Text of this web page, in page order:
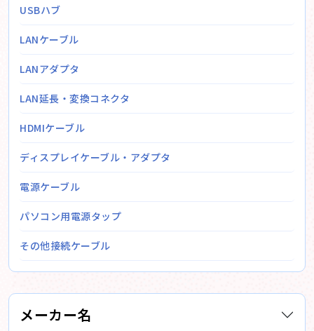
USBハブ
LANケーブル
LANアダプタ
LAN延長・変換コネクタ
HDMIケーブル
ディスプレイケーブル・アダプタ
電源ケーブル
パソコン用電源タップ
その他接続ケーブル
メーカー名